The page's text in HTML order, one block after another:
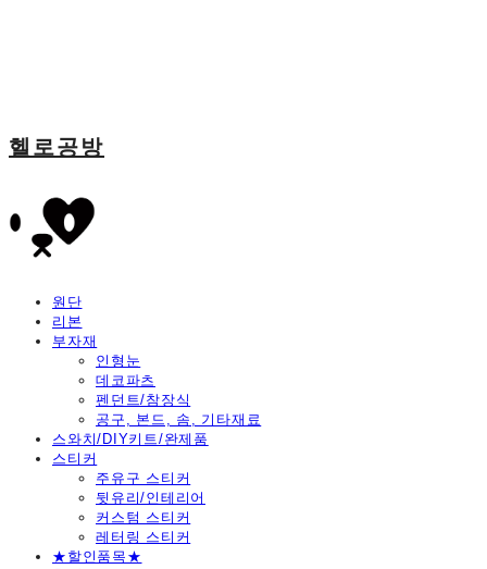
헬로공방
원단
리본
부자재
인형눈
데코파츠
펜던트/참장식
공구, 본드, 솜, 기타재료
스와치/DIY키트/완제품
스티커
주유구 스티커
뒷유리/인테리어
커스텀 스티커
레터링 스티커
★할인품목★